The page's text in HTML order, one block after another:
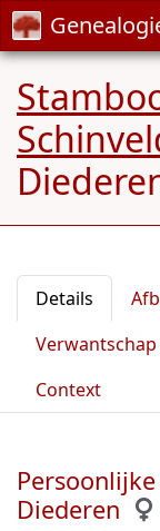
Details
Verwantschap
Context
Diederen